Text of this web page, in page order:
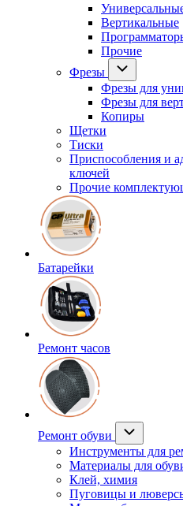
Вертикальные
Прочие
Фрезы
Фрезы для
Фрезы для
Копиры
Щетки
Тиски
Приспособления и
ключей
Прочие
Батарейки
Ремонт часов
Ремонт обуви
Инструменты для
Материалы для
Клей, химия
Пуговицы и